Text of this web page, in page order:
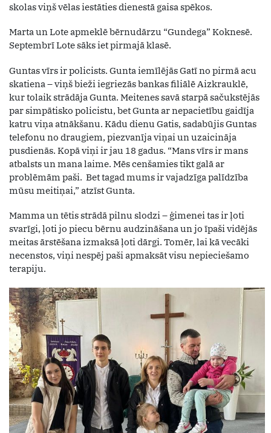
skolas viņš vēlas iestāties dienestā gaisa spēkos.
Marta un Lote apmeklē bērnudārzu “Gundega” Koknesē.
Septembrī Lote sāks iet pirmajā klasē.
Guntas vīrs ir policists. Gunta iemīlējās Gatī no pirmā acu
skatiena – viņš bieži iegriezās bankas filiālē Aizkrauklē,
kur tolaik strādāja Gunta. Meitenes savā starpā sačukstējās
par simpātisko policistu, bet Gunta ar nepacietību gaidīja
katru viņa atnākšanu. Kādu dienu Gatis, sadabūjis Guntas
telefonu no draugiem, piezvanīja viņai un uzaicināja
pusdienās. Kopā viņi ir jau 18 gadus. “Mans vīrs ir mans
atbalsts un mana laime. Mēs cenšamies tikt galā ar
problēmām paši. Bet tagad mums ir vajadzīga palīdzība
mūsu meitiņai,” atzīst Gunta.
Mamma un tētis strādā pilnu slodzi – ģimenei tas ir ļoti
svarīgi, ļoti jo piecu bērnu audzināšana un jo īpaši vidējās
meitas ārstēšana izmaksā ļoti dārgi. Tomēr, lai kā vecāki
necenstos, viņi nespēj paši apmaksāt visu nepieciešamo
terapiju.